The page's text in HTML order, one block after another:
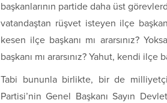
başkanlarının partide daha üst
vatandaştan rüşvet isteyen ilçe
kesen ilçe başkanı mı ararsınız?
başkanı mı ararsınız? Yahut, kendi
Tabi bununla birlikte, bir de
Partisi’nin Genel Başkanı Sayın